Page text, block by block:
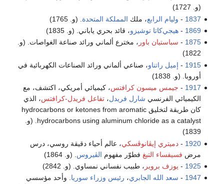
(و. 1727)
1837
- وليام الرابع، ملك المملكة المتحدة . (و. 1765)
1869
-هيجي‌كاتا توشيزو، قائد بحري ياباني. (و. 1835)
1875
- سباستيان باور ، مخترع ألماني ورائد صناعة الغواصات. (و.
1822)
1915
- إميل راتناو، صناعي ألماني ورائد الصناعات الكهربائية في
أوروبا. (و. 1838)
1917
- جيمس ميسون كرافتس، كيميائي أمريكي، اكتشف، مع
الكيميائي الفرنسي شارل فريدل،تفاعل فريدل-كرافتس، الذي
كان طريقة لتخليق hydrocarbons or ketones from aromatic
hydrocarbons using aluminum chloride as a catalyst. (و.
1839)
1920
-دميتري إيڤانوڤسكي، عالم أحياء دقيقة روسي، درس
مرض فسيفساء التبغ فطوّر مفهوم الڤيروس . (و. 1864)
1925
- يوزف بروير ، طبيب نفساني نمساوي. (و. 2842)
1947
- سعد الله الجابري، رئيس وزراء سوريا. وأحد مؤسسي